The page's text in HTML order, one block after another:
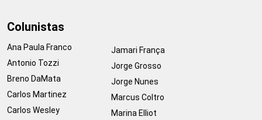
Colunistas
Ana Paula Franco
Antonio Tozzi
Breno DaMata
Carlos Martinez
Carlos Wesley
Jamari França
Jorge Grosso
Jorge Nunes
Marcus Coltro
Marina Elliot